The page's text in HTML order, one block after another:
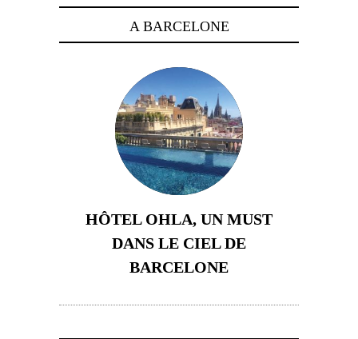
A BARCELONE
HÔTEL OHLA, UN MUST
DANS LE CIEL DE
BARCELONE